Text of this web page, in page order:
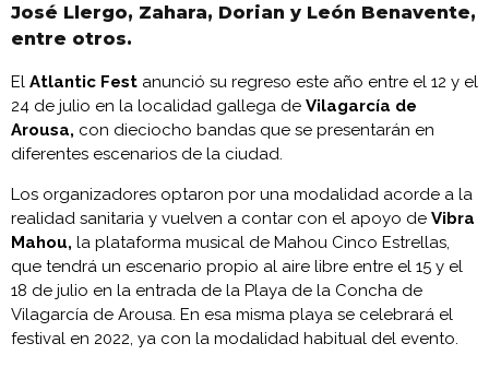
José Llergo, Zahara, Dorian y León Benavente,
entre otros.
El Atlantic Fest anunció su regreso este año entre el 12 y el
24 de julio en la localidad gallega de Vilagarcía de
Arousa, con dieciocho bandas que se presentarán en
diferentes escenarios de la ciudad.
Los organizadores optaron por una modalidad acorde a la
realidad sanitaria y vuelven a contar con el apoyo de Vibra
Mahou, la plataforma musical de Mahou Cinco Estrellas,
que tendrá un escenario propio al aire libre entre el 15 y el
18 de julio en la entrada de la Playa de la Concha de
Vilagarcía de Arousa. En esa misma playa se celebrará el
festival en 2022, ya con la modalidad habitual del evento.